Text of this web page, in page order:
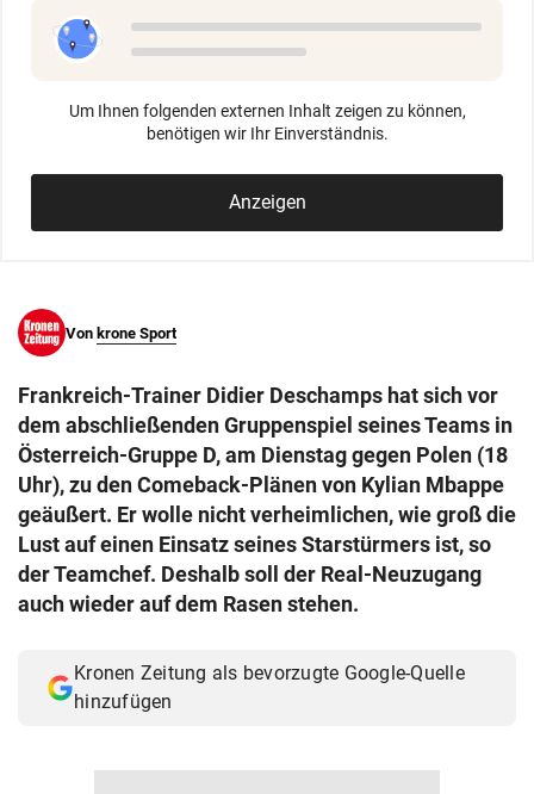
search
eingeben
Um Ihnen folgenden externen Inhalt zeigen zu können,
benötigen wir Ihr Einverständnis.
Anzeigen
Von krone Sport
Frankreich-Trainer Didier Deschamps hat sich vor
dem abschließenden Gruppenspiel seines Teams in
Österreich-Gruppe D, am Dienstag gegen Polen (18
Uhr), zu den Comeback-Plänen von Kylian Mbappe
geäußert. Er wolle nicht verheimlichen, wie groß die
Lust auf einen Einsatz seines Starstürmers ist, so
der Teamchef. Deshalb soll der Real-Neuzugang
auch wieder auf dem Rasen stehen.
Kronen Zeitung als bevorzugte Google-Quelle
hinzufügen